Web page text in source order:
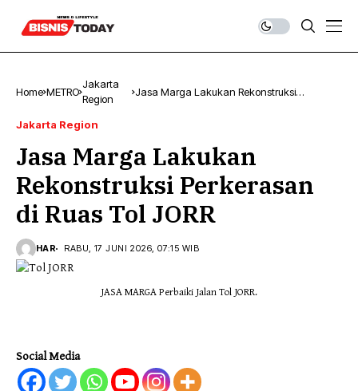
Home METRO
Jakarta
Region
Jasa Marga Lakukan Rekonstruksi
Jakarta Region
Jasa Marga Lakukan
Rekonstruksi Perkerasan
di Ruas Tol JORR
HAR RABU, 17 JUNI 2026, 07:15 WIB
JASA MARGA Perbaiki Jalan Tol JORR.
Social Media